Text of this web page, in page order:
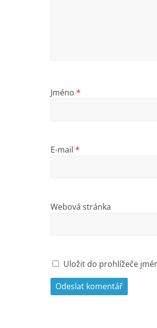
Jméno *
E-mail *
Webová stránka
Uložit do prohlížeče